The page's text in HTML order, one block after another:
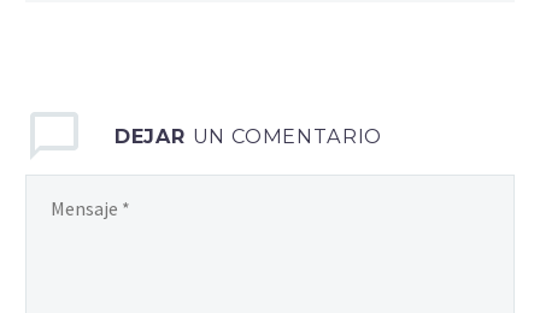
DEJAR UN COMENTARIO